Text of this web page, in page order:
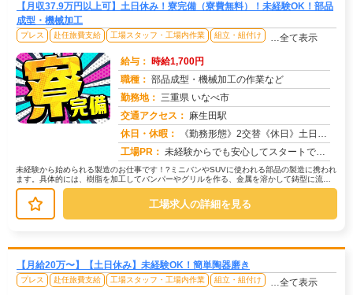
【月収37.9万円以上可】土日休み！寮完備（寮費無料）！未経験OK！部品
成型・機械加工
プレス 赴任旅費支給 工場スタッフ・工場内作業 組立・組付け …全て表示
給与： 時給1,700円
職種： 部品成型・機械加工の作業など
勤務地： 三重県 いなべ市
交通アクセス： 麻生田駅
休日・休暇：
《勤務形態》2交替《休日》土日休み※工場による
工場PR： 未経験からでも安心してスタートできる環境です！専属の担当スタッフが就業までしっかりサポートしますので、不安な点や悩...
未経験から始められる製造のお仕事です！?ミニバンやSUVに使われる部品の製造に携われ
ます。具体的には、樹脂を加工してバンパーやグリルを作る、金属を溶かして鋳型に流し
込む、機械を使って部品を加工す...
工場求人の詳細を見る
【月給20万〜】【土日休み】未経験OK！簡単陶器磨き
プレス 赴任旅費支給 工場スタッフ・工場内作業 組立・組付け …全て表示